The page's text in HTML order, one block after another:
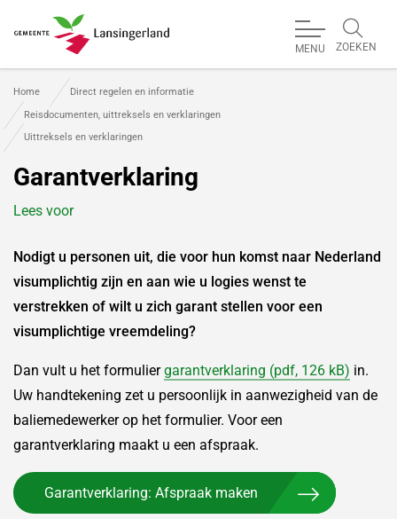
MENU ZOEKEN
Home
Direct regelen en informatie
Reisdocumenten, uittreksels en verklaringen
Uittreksels en verklaringen
Garantverklaring
Lees voor
Nodigt u personen uit, die voor hun komst naar Nederland
visumplichtig zijn en aan wie u logies wenst te
verstrekken of wilt u zich garant stellen voor een
visumplichtige vreemdeling?
Dan vult u het formuliergarantverklaring (pdf, 126 kB) in.
Uw handtekening zet u persoonlijk in aanwezigheid van de
baliemedewerker op het formulier. Voor een
garantverklaring maakt u een afspraak.
Garantverklaring: Afspraak maken